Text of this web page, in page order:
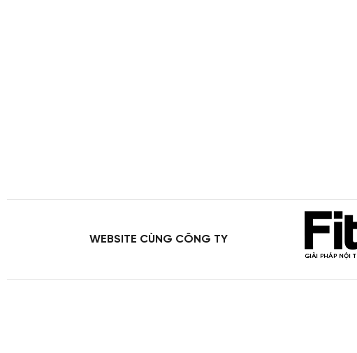
WEBSITE CÙNG CÔNG TY